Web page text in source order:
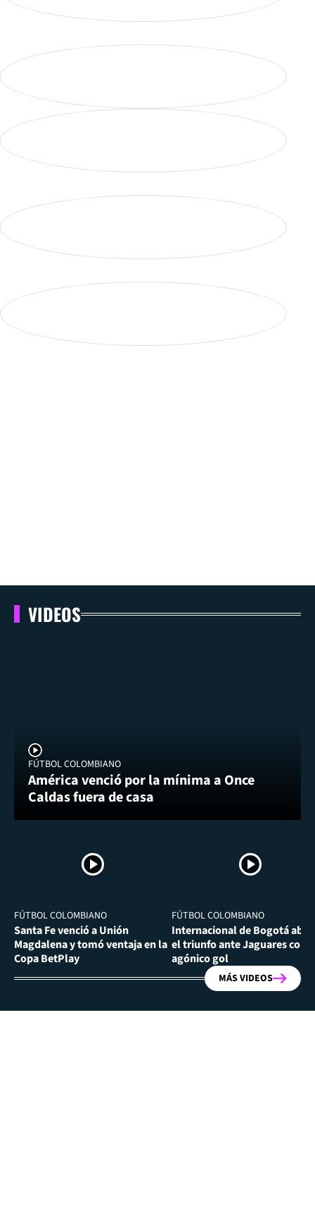
VIDEOS
FÚTBOL COLOMBIANO
América venció por la mínima a Once
Caldas fuera de casa
FÚTBOL COLOMBIANO
Santa Fe venció a Unión
Magdalena y tomó ventaja en la
Copa BetPlay
FÚTBOL COLOMBIANO
Internacional de Bogotá
el triunfo ante Jaguares con
agónico gol
MÁS VIDEOS